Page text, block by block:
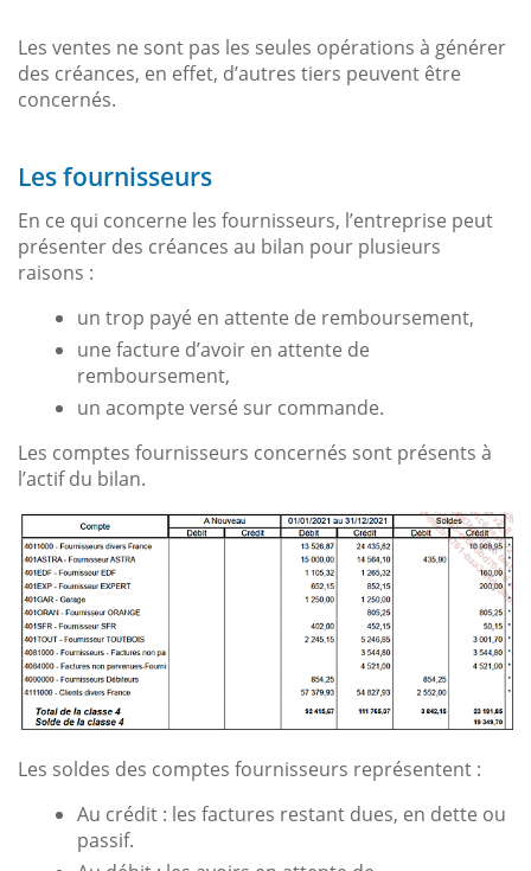
Les ventes ne sont pas les seules opérations à générer
des créances, en effet, d’autres tiers peuvent être
concernés.
Les fournisseurs
En ce qui concerne les fournisseurs, l’entreprise peut
présenter des créances au bilan pour plusieurs
raisons :
un trop payé en attente de remboursement,
une facture d’avoir en attente de
remboursement,
un acompte versé sur commande.
Les comptes fournisseurs concernés sont présents à
l’actif du bilan.
Les soldes des comptes fournisseurs représentent :
Au crédit : les factures restant dues, en dette ou
passif.